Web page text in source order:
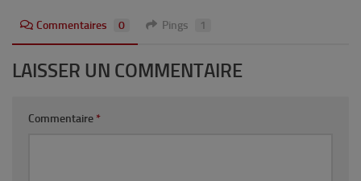
Commentaires 0 Pings 1
LAISSER UN COMMENTAIRE
Commentaire *